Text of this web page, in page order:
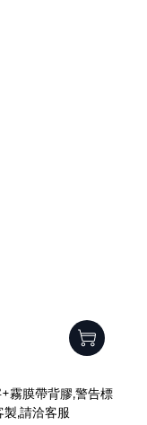
霧膜帶背膠,警告標
,請洽客服